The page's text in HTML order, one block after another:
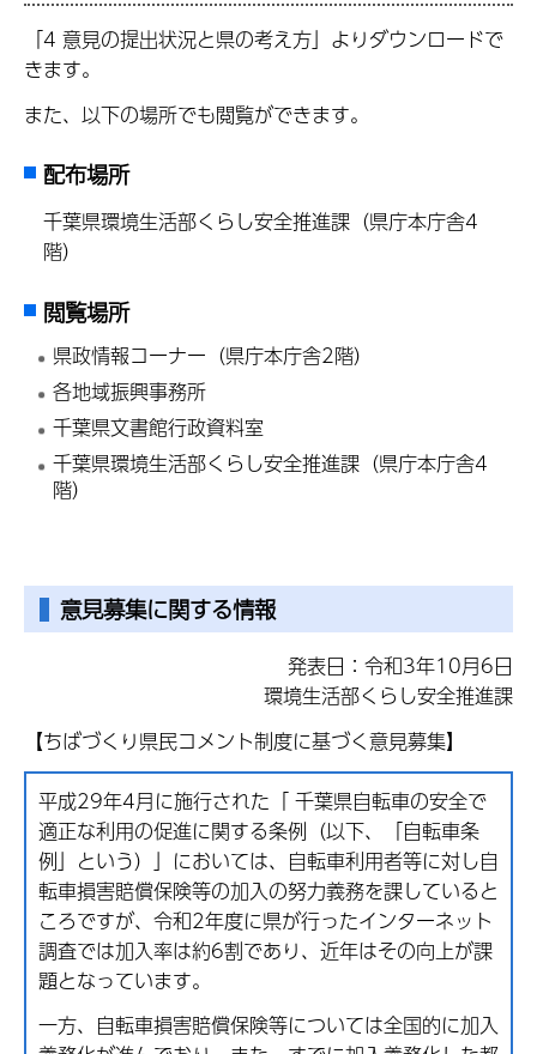
「4 意見の提出状況と県の考え方」よりダウンロードで
きます。
また、以下の場所でも閲覧ができます。
配布場所
千葉県環境生活部くらし安全推進課（県庁本庁舎4
階）
閲覧場所
県政情報コーナー（県庁本庁舎2階）
各地域振興事務所
千葉県文書館行政資料室
千葉県環境生活部くらし安全推進課（県庁本庁舎4
階）
意見募集に関する情報
発表日：令和3年10月6日
環境生活部くらし安全推進課
【ちばづくり県民コメント制度に基づく意見募集】
平成29年4月に施行された「 千葉県自転車の安全で
適正な利用の促進に関する条例（以下、「自転車条
例」という）」においては、自転車利用者等に対し自
転車損害賠償保険等の加入の努力義務を課していると
ころですが、令和2年度に県が行ったインターネット
調査では加入率は約6割であり、近年はその向上が課
題となっています。
一方、自転車損害賠償保険等については全国的に加入